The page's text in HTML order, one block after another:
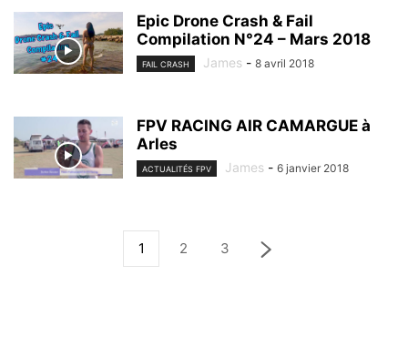
Epic Drone Crash & Fail
Compilation N°24 – Mars 2018
FAIL CRASH James - 8 avril 2018
FPV RACING AIR CAMARGUE à
Arles
ACTUALITÉS FPV James - 6 janvier 2018
1 2 3